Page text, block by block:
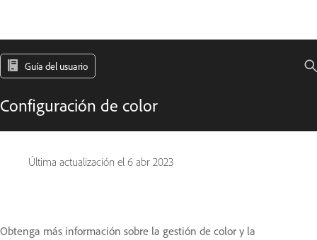
Guía del usuario
Configuración de color
Última actualización el 6 abr 2023
Obtenga más información sobre la gestión de color y la